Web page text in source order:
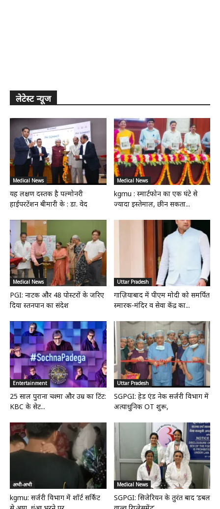
लेटेस्ट न्यूज
Medical News
यह लक्षण दस्तक है पल्मोनरी
हाईपरटेंशन बीमारी के : डा. वेद
Medical News
kgmu : स्मार्टफोन का एक घंटे से
ज्यादा इस्तेमाल, छीन सकता...
Medical News
PGI: नाटक और 48 पोस्टरों के जरिए
दिया स्तनपान का संदेश
Uttar Pradesh
गाज़ियाबाद में पीएम मोदी को समर्पित
स्मारक-मंदिर व सेवा केंद्र का...
Entertainment
25 साल पुराना चश्मा और उम्र का टिंट:
KBC के सेट...
Uttar Pradesh
SGPGI: हेड एंड नेक सर्जरी विभाग में
अत्याधुनिक OT शुरू,
अभी-अभी
kgmu: सर्जरी विभाग में शॉर्ट सर्किट
Medical News
SGPGI: सिजेरियन के तुरंत बाद ‘डबल